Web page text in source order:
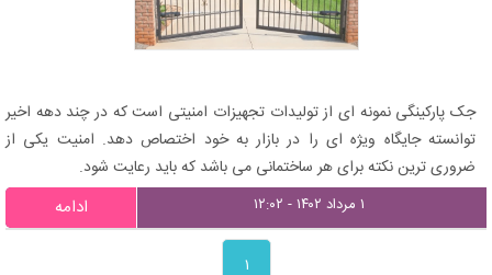
جک پارکینگی نمونه ای از تولیدات تجهیزات امنیتی است که در چند دهه اخیر
توانسته جایگاه ویژه ای را در بازار به خود اختصاص دهد. امنیت یکی از
ضروری ترین نکته برای هر ساختمانی می باشد که باید رعایت شود.
۱ مرداد ۱۴۰۲ - ۱۲:۰۲ ادامه
۱